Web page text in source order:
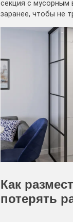
секция с
заранее, чтобы не
Как
потерять